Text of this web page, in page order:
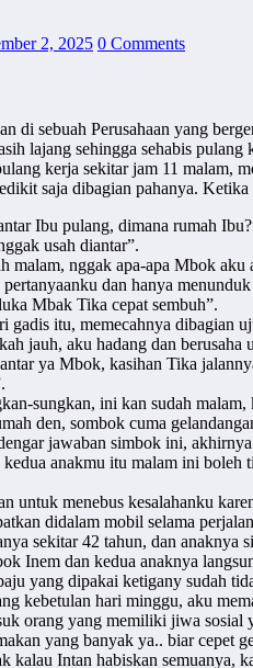
2, 2025 0 Comments
di sebuah Perusahaan yang
lajang sehingga sehabis
kerja sekitar jam 11 malam,
saja dibagian pahanya.
Ibu pulang, dimana rumah
usah diantar”.
malam, nggak apa-apa Mbok aku
dan hanya
Mbak Tika cepat sembuh”.
gadis itu, memecahnya dibagian
jauh, aku hadang dan berusaha
ya Mbok, kasihan Tika
sungkan, ini kan sudah
den, sombok cuma
jawaban simbok ini,
anakmu itu malam ini boleh
untuk menebus kesalahanku
didalam mobil selama
sekitar 42 tahun, dan
Inem dan kedua anaknya
yang dipakai ketigany sudah
kebetulan hari minggu, aku
orang yang memiliki jiwa sosial
yang banyak ya.. biar cepet
kalau Intan habiskan semuanya,